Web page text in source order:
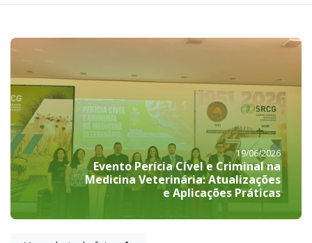
19/06/2026
Evento Perícia Cível e Criminal na
Medicina Veterinária: Atualizações
e Aplicações Práticas